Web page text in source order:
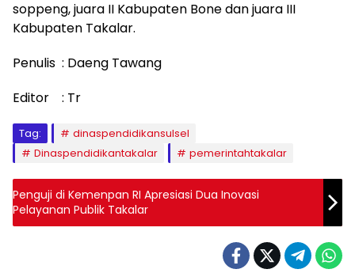
soppeng, juara II Kabupaten Bone dan juara III
Kabupaten Takalar.
Penulis : Daeng Tawang
Editor : Tr
Tag:
dinaspendidikansulsel
Dinaspendidikantakalar
pemerintahtakalar
Penguji di Kemenpan RI Apresiasi Dua Inovasi
Pelayanan Publik Takalar